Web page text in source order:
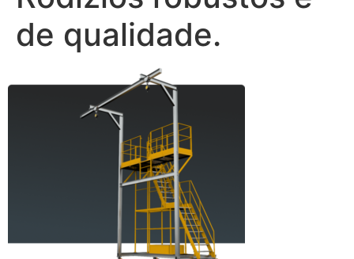
de qualidade.